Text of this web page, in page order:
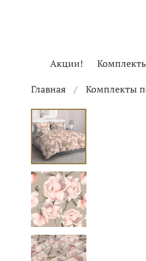
Акции!
Главная
Комплекты